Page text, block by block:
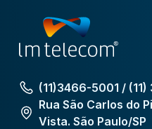
(11)3466-5001 /
Rua São Carlos do
Vista. São Paulo/SP